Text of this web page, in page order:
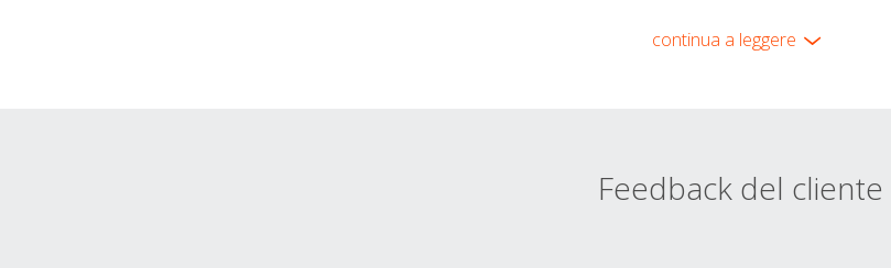
continua a leggere
Feedback del cliente